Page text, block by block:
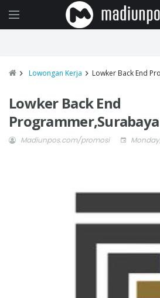
Lowongan Kerja Lowker Back End
Lowker Back End
Programmer,Surabaya
Madiunpos.com/promosi